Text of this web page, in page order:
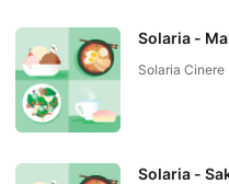
Solaria -
Solaria
Solaria -